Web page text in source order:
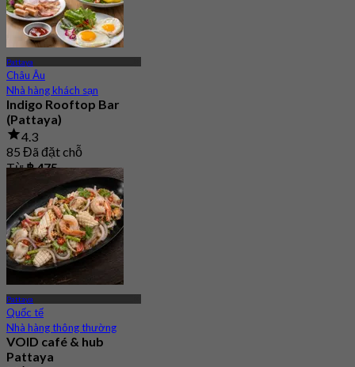
Pattaya
Châu Âu
Nhà hàng khách sạn
Indigo Rooftop Bar
(Pattaya)
4.3
85 Đã đặt chỗ
Từ฿ 475
Pattaya
Quốc tế
Nhà hàng thông thường
VOID café & hub
Pattaya